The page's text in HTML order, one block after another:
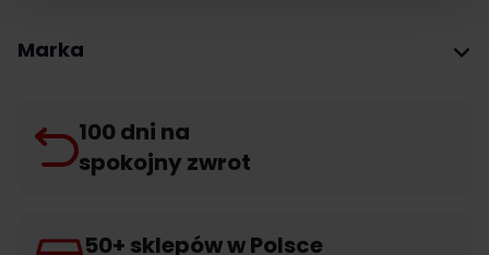
Marka
100 dni na
spokojny zwrot
50+ sklepów w Polsce